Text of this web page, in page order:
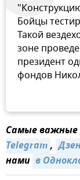
Бойцы
Такой
зоне
президент
фондов
Самые важные
Telegram,
нами в